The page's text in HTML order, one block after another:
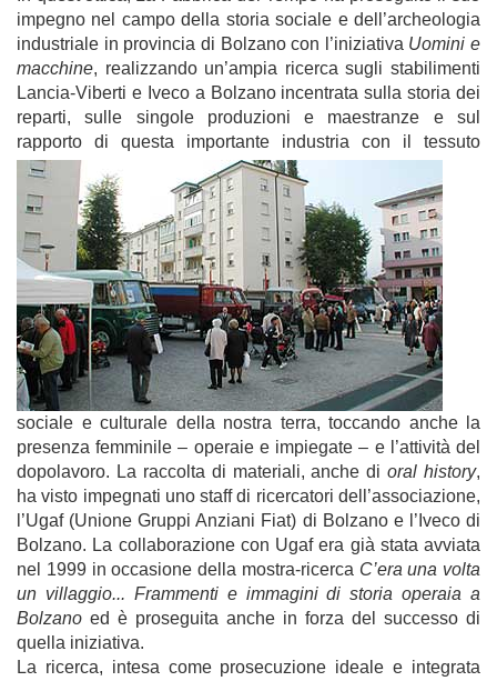
impegno nel campo della storia sociale e dell’archeologia
industriale in provincia di Bolzano con l’iniziativa Uomini e
macchine, realizzando un’ampia ricerca sugli stabilimenti
Lancia-Viberti e Iveco a Bolzano incentrata sulla storia dei
reparti, sulle singole produzioni e maestranze e sul
rapporto di questa importante industria con il tessuto
sociale e culturale della nostra terra, toccando anche la
presenza femminile – operaie e impiegate – e l’attività del
dopolavoro. La raccolta di materiali, anche dioral history,
ha visto impegnati uno staff di ricercatori dell’associazione,
l’Ugaf (Unione Gruppi Anziani Fiat) di Bolzano e l’Iveco di
Bolzano. La collaborazione con Ugaf era già stata avviata
nel 1999 in occasione della mostra-ricerca C’era una volta
un villaggio... Frammenti e immagini di storia operaia a
Bolzano ed è proseguita anche in forza del successo di
quella iniziativa.
La ricerca, intesa come prosecuzione ideale e integrata